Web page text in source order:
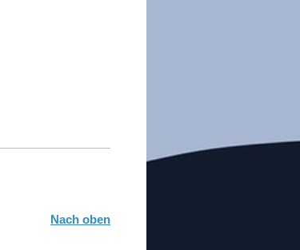
Nach oben